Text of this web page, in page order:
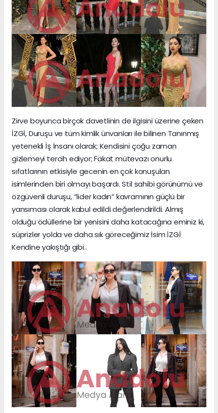
Zirve boyunca birçok davetlinin de ilgisini üzerine çeken
İZGİ, Duruşu ve tüm kimlik ünvanları ile bilinen Tanınmış
yetenekli İş İnsanı olarak; Kendisini çoğu zaman
gizlemeyi tercih ediyor; Fakat mütevazı onurlu
sıfatlarının etkisiyle gecenin en çok konuşulan
isimlerinden biri olmayı başardı. Stil sahibi görünümü ve
özgüvenli duruşu, “lider kadın” kavramının güçlü bir
yansıması olarak kabul edildi değerlendirildi. Almış
olduğu ödüllerine bir yenisini daha katacağına eminiz ki,
süprizler yolda ve daha sık göreceğimiz İsim İZGİ
Kendine yakıştığı gibi..